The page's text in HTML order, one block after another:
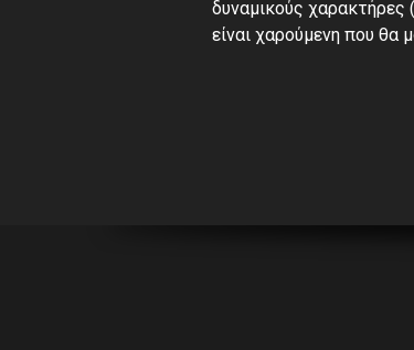
δυναμικούς
είναι χαρούμενη που θα